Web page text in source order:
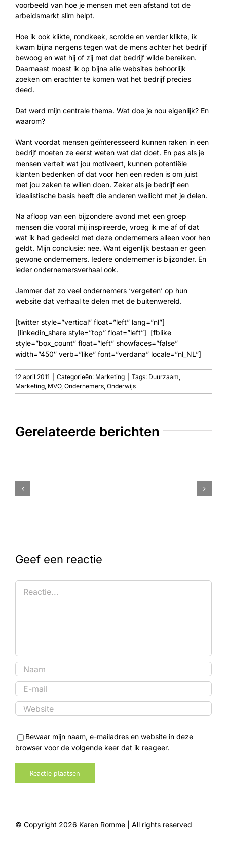
voorbeeld van hoe je mensen met een afstand tot de
arbeidsmarkt slim helpt.
Hoe ik ook klikte, rondkeek, scrolde en verder klikte, ik
kwam bijna nergens tegen wat de mens achter het bedrijf
bewoog en wat hij of zij met dat bedrijf wilde bereiken.
Daarnaast moest ik op bijna alle websites behoorlijk
zoeken om erachter te komen wat het bedrijf precies
deed.
Dat werd mijn centrale thema. Wat doe je nou eigenlijk? En
waarom?
Want voordat mensen geïnteresseerd kunnen raken in een
bedrijf moeten ze eerst weten wat dat doet. En pas als je
mensen vertelt wat jou motiveert, kunnen potentiële
klanten bedenken of dat voor hen een reden is om juist
met jou zaken te willen doen. Zeker als je bedrijf een
idealistische basis heeft die anderen wellicht met je delen.
Na afloop van een bijzondere avond met een groep
mensen die vooral mij inspireerde, vroeg ik me af of dat
wat ik had gedeeld met deze ondernemers alleen voor hen
geldt. Mijn conclusie: nee. Want eigenlijk bestaan er geen
gewone ondernemers. Iedere ondernemer is bijzonder. En
ieder ondernemersverhaal ook.
Jammer dat zo veel ondernemers ‘vergeten’ op hun
website dat verhaal te delen met de buitenwereld.
[twitter style=”vertical” float=”left” lang=”nl”]
[linkedin_share style=”top” float=”left”] [fblike
style=”box_count” float=”left” showfaces=”false”
width=”450″ verb=”like” font=”verdana” locale=”nl_NL”]
12 april 2011 Categorieën: Marketing Tags: Duurzaam,
Marketing, MVO, Ondernemers, Onderwijs
Gerelateerde berichten
Geef een reactie
Reactie
Bewaar mijn naam, e-mailadres en website in deze
browser voor de volgende keer dat ik reageer.
© Copyright 2026 Karen Romme | All rights reserved